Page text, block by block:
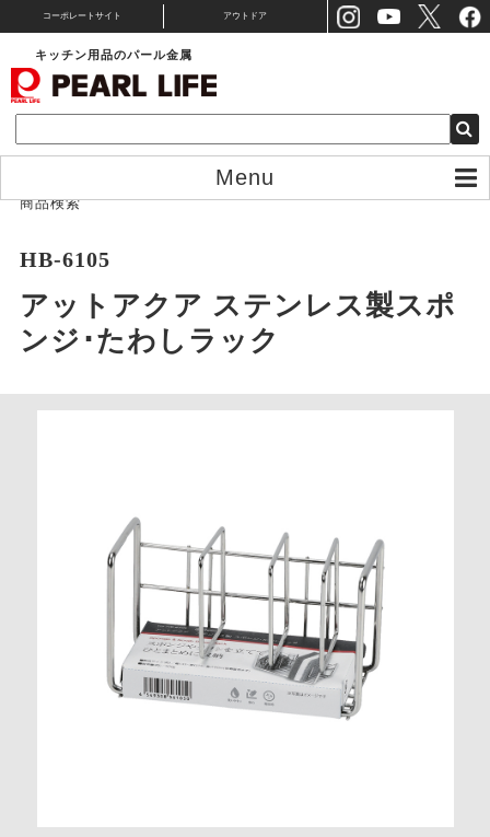
コーポレートサイト アウトドア
キッチン用品のパール金属
Menu
商品検索
HB-6105
アットアクア ステンレス製スポ
ンジ･たわしラック